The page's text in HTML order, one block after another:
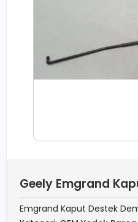
Geely Emgrand
Emgrand Kaput Destek